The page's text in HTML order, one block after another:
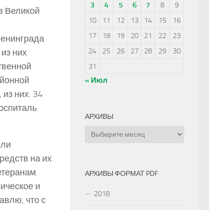
Великой
них
них: 34
на их
и
что с
3
4 5 6 7 8
9
10
11 12 13 14 15
16
17
18 19 20 21 22
23
24
25 26 27 28 29
30
31
« Июл
АРХИВЫ
Архивы
АРХИВЫ ФОРМАТ PDF
2018